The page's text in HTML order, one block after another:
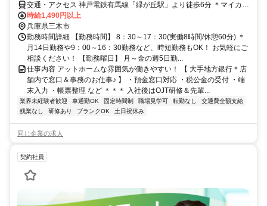
交通・アクセス 神戸電鉄有馬線「緑が丘駅」より徒歩6分 ＊マイカー
通勤相談OK♪
時給1,490円以上
兵庫県三木市
勤務時間詳細 【勤務時間】 8：30～17：30(実働8時間/休憩60分) ＊
月14日勤務や9：00～16：30勤務など、時短勤務もOK！ お気軽にご
相談ください！ 【勤務曜日】 月～金の週5日勤...
仕事内容 アットホームな雰囲気が働きやすい！ 【 大手地方銀行＊店
舗内で窓口＆事務のお仕事♪ 】 ・預金窓口対応 ・税公金の受付 ・端
末入力 ・帳票整理 など ＊＊＊ 入社後はOJT研修＆先輩...
業界未経験者歓迎 車通勤OK 固定時間制 職場見学可 転勤なし
交通費全額支給
残業なし
研修あり ブランクOK 土日祝休み
同じ企業の求人
契約社員